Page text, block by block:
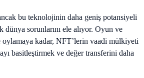
bu teknolojinin daha geniş potansiyeli
dünya sorunlarını ele alıyor. Oyun ve
kadar, NFT’lerin vaadi mülkiyeti
basitleştirmek ve değer transferini daha